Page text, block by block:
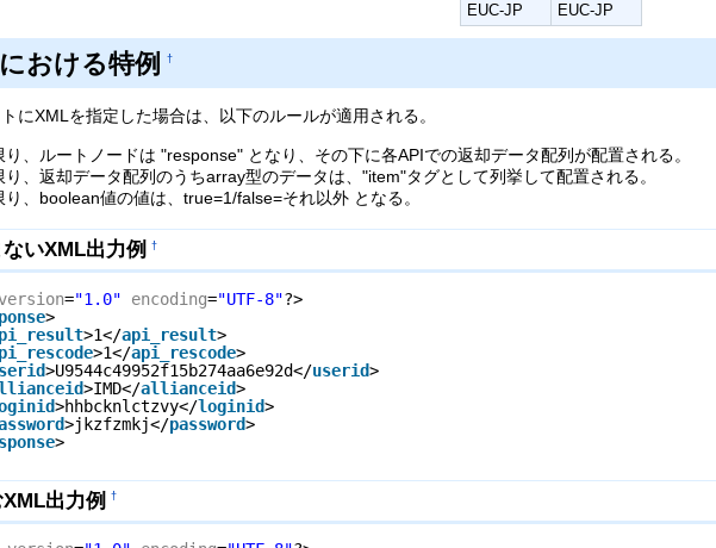
EUC-JP
EUC-JP
おける特例 †
にXMLを指定した場合は、以下のルールが適用される。
り、ルートノードは "response" となり、その下に各APIでの返却データ配列が配置される。
り、返却データ配列のうちarray型のデータは、"item"タグとして列挙して配置される。
り、boolean値の値は、true=1/false=それ以外 となる。
いXML出力例 †
version="1.0" encoding="UTF-8"?>
>
>1</api_result>
>1</api_rescode>
>U9544c49952f15b274aa6e92d</userid>
>IMD</allianceid>
>hhbcknlctzvy</loginid>
>jkzfzmkj</password>
>
出力例 †